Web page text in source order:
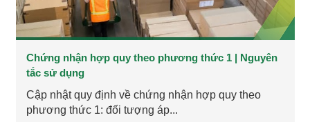
Chứng nhận hợp quy theo phương thức 1 | Nguyên
tắc sử dụng
Cập nhật quy định về chứng nhận hợp quy theo
phương thức 1: đối tượng áp...